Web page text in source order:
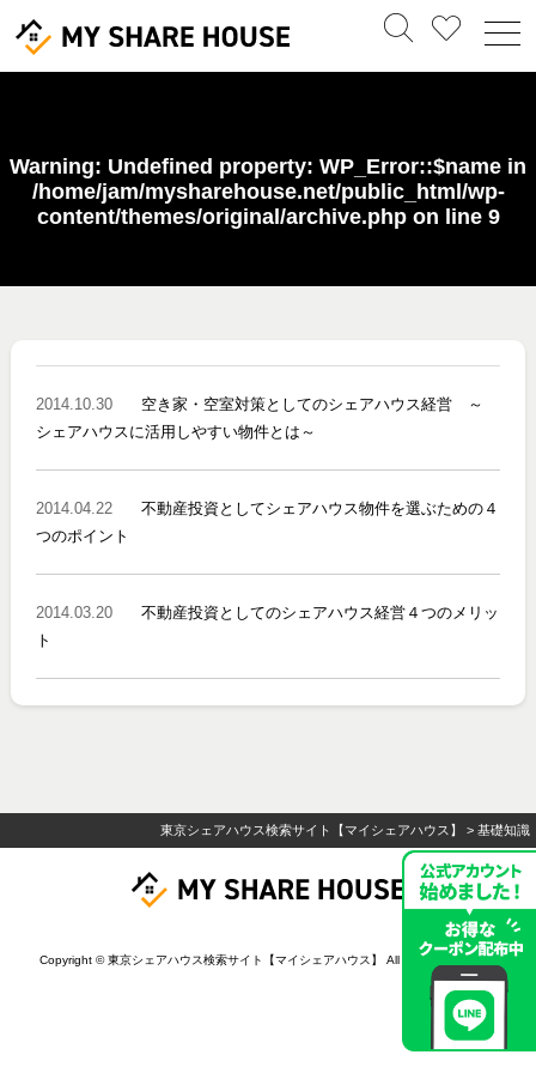
Warning: Undefined property: WP_Error::$name in
/home/jam/mysharehouse.net/public_html/wp-
content/themes/original/archive.phpon line 9
2014.10.30
空き家・空室対策としてのシェアハウス経営 ～
シェアハウスに活用しやすい物件とは～
2014.04.22
不動産投資としてシェアハウス物件を選ぶための４
つのポイント
2014.03.20
不動産投資としてのシェアハウス経営４つのメリッ
ト
東京シェアハウス検索サイト【マイシェアハウス】 > 基礎知識
Copyright © 東京シェアハウス検索サイト【マイシェアハウス】 All Rights Reserved.